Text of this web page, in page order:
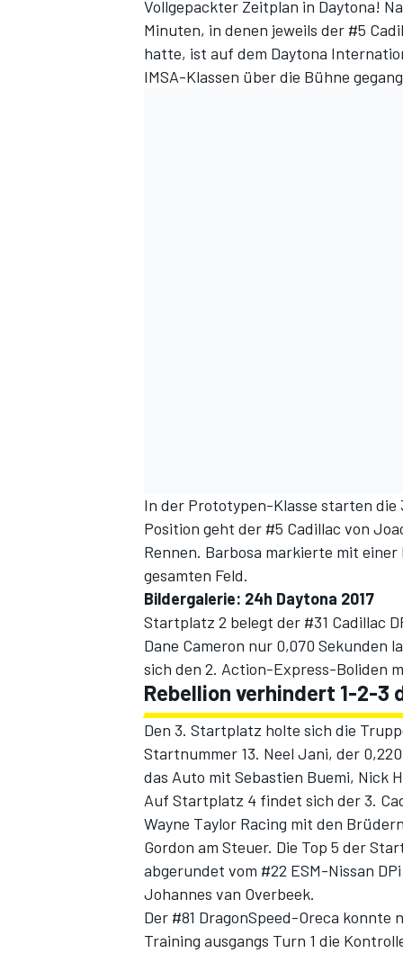
SPORTWAGEN
Vollgepackter Zeitplan in Daytona!
Minuten, in denen jeweils der #5
hatte, ist auf dem Daytona
IMSA-Klassen über die Bühne
In der Prototypen-Klasse starten die
Position geht der #5 Cadillac von
Rennen. Barbosa markierte mit
gesamten Feld.
Bildergalerie: 24h Daytona 2017
Startplatz 2 belegt der #31 Cadillac
Dane Cameron nur 0,070 Sekunden
sich den 2. Action-Express-Boliden
Rebellion verhindert 1-2-3
Den 3. Startplatz holte sich die
Startnummer 13. Neel Jani, der
das Auto mit Sebastien Buemi, Nick
Auf Startplatz 4 findet sich der 3.
Wayne Taylor Racing mit den
Gordon am Steuer. Die Top 5 der
abgerundet vom #22 ESM-Nissan
Johannes van Overbeek.
Der #81 DragonSpeed-Oreca
Training ausgangs Turn 1 die